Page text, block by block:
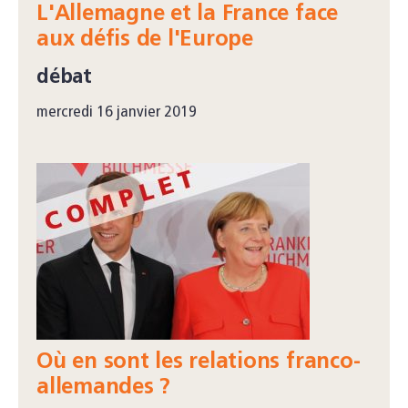
L'Allemagne et la France face
aux défis de l'Europe
débat
mercredi 16 janvier 2019
Où en sont les relations franco-
allemandes ?